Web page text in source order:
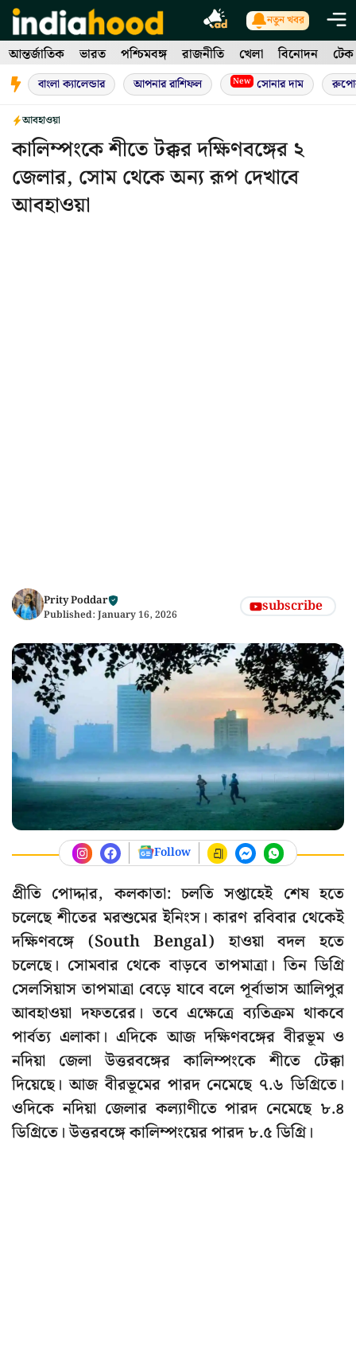
Skip
to
content
নতুন খবর
আন্তর্জাতিক ভারত পশ্চিমবঙ্গ রাজনীতি খেলা বিনোদন টেক
বাংলা ক্যালেন্ডার আপনার রাশিফল New সোনার দাম
আবহাওয়া
কালিম্পংকে শীতে টক্কর দক্ষিণবঙ্গের ২
জেলার, সোম থেকে অন্য রূপ দেখাবে
আবহাওয়া
Prity Poddar
Published: January 16, 2026 subscribe
Follow
প্রীতি পোদ্দার, কলকাতা: চলতি সপ্তাহেই শেষ হতে
চলেছে শীতের মরশুমের ইনিংস। কারণ রবিবার থেকেই
দক্ষিণবঙ্গে (South Bengal) হাওয়া বদল হতে
চলেছে। সোমবার থেকে বাড়বে তাপমাত্রা। তিন ডিগ্রি
সেলসিয়াস তাপমাত্রা বেড়ে যাবে বলে পূর্বাভাস আলিপুর
আবহাওয়া দফতরের। তবে এক্ষেত্রে ব্যতিক্রম থাকবে
পার্বত্য এলাকা। এদিকে আজ দক্ষিণবঙ্গের বীরভূম ও
নদিয়া জেলা উত্তরবঙ্গের কালিম্পংকে শীতে টেক্কা
দিয়েছে। আজ বীরভূমের পারদ নেমেছে ৭.৬ ডিগ্রিতে।
ওদিকে নদিয়া জেলার কল্যাণীতে পারদ নেমেছে ৮.৪
ডিগ্রিতে। উত্তরবঙ্গে কালিম্পংয়ের পারদ ৮.৫ ডিগ্রি।